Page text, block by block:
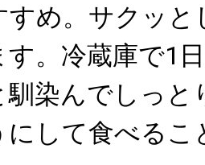
すめ。サクッ
す。冷蔵庫で1
馴染んでしっと
にして食べるこ